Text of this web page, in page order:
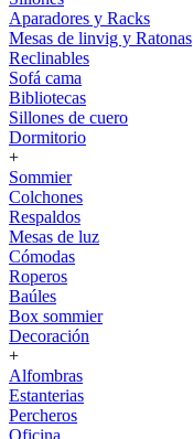
Aparadores y Racks
Mesas de linvig y Ratonas
Reclinables
Sofá cama
Bibliotecas
Sillones de cuero
Dormitorio
+
Sommier
Colchones
Respaldos
Mesas de luz
Cómodas
Roperos
Baúles
Box sommier
Decoración
+
Alfombras
Estanterias
Percheros
Oficina